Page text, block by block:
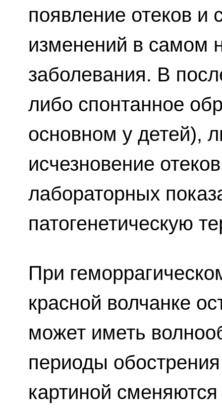
появление отеков и
изменений в самом
заболевания. В
либо спонтанное
основном у детей),
исчезновение
лабораторных
патогенетическую
При
красной волчанке
может иметь
периоды
картиной